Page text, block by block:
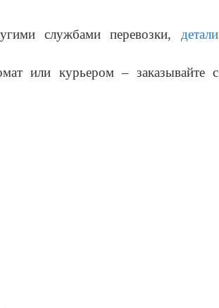
службами перевозки, детали
или курьером – заказывайте с